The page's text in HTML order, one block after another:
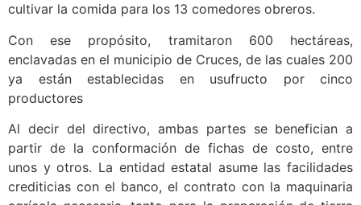
cultivar la comida para los 13 comedores obreros.
Con ese propósito, tramitaron 600 hectáreas,
enclavadas en el municipio de Cruces, de las cuales 200
ya están establecidas en usufructo por cinco
productores
Al decir del directivo, ambas partes se benefician a
partir de la conformación de fichas de costo, entre
unos y otros. La entidad estatal asume las facilidades
crediticias con el banco, el contrato con la maquinaria